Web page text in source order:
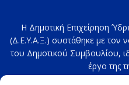
Η Δημοτική Επιχείρηση
(Δ.Ε.Υ.Α.Ξ.) συστάθηκε με τον
του Δημοτικού Συμβουλίου,
έργο της